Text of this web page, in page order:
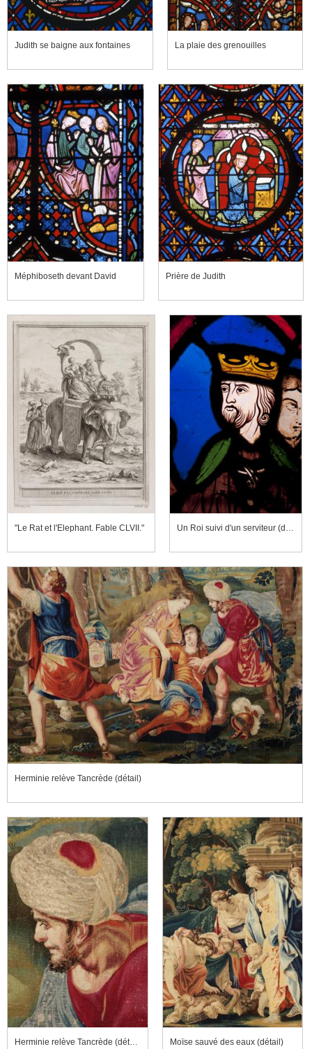
Judith se baigne aux fontaines La plaie des grenouilles
Méphiboseth devant David Prière de Judith
"Le Rat et l'Elephant. Fable CLVII." Un Roi suivi d'un serviteur (détail)
Herminie relève Tancrède (détail)
Herminie relève Tancrède (détail) Moïse sauvé des eaux (détail)